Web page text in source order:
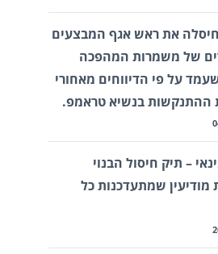
את ראש אגף המבצעים
של משמרות המהפכה
על פי הדיווחים מאחורי
ההתנקשות בנשיא טראמפ.
– תיק חיסול הבנוי
מודיעין שמתעדכנות כל